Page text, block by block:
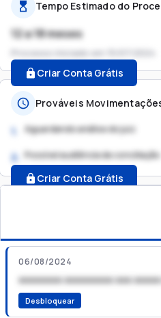
Tempo Estimado do
12 a 18 meses
Processo iniciado em
Criar Conta Grátis
Prováveis
1. Aguardando análise do juiz
2. Possível audiência de conciliação
Criar Conta Grátis
06/08/2024
xxxxxxxx xxxxxxxxx xxx
Desbloquear